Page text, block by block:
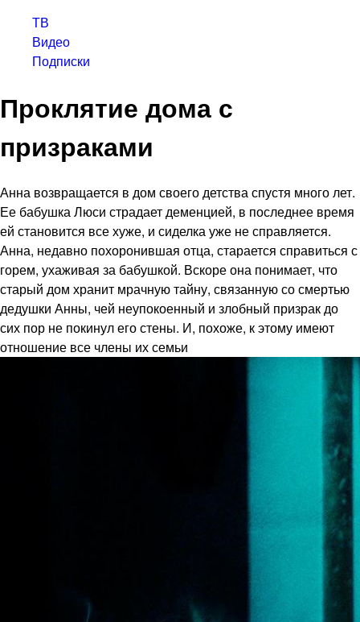
ТВ
Видео
Подписки
Проклятие дома с
призраками
Анна возвращается в дом своего детства спустя много лет.
Ее бабушка Люси страдает деменцией, в последнее время
ей становится все хуже, и сиделка уже не справляется.
Анна, недавно похоронившая отца, старается справиться с
горем, ухаживая за бабушкой. Вскоре она понимает, что
старый дом хранит мрачную тайну, связанную со смертью
дедушки Анны, чей неупокоенный и злобный призрак до
сих пор не покинул его стены. И, похоже, к этому имеют
отношение все члены их семьи